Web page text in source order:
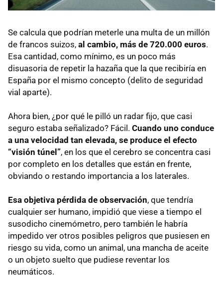
Se calcula que podrían meterle una multa de un millón
de francos suizos, al cambio, más de 720.000 euros.
Esa cantidad, como mínimo, es un poco más
disuasoria de repetir la hazaña que la que recibiría en
España por el mismo concepto (delito de seguridad
vial aparte).
Ahora bien, ¿por qué le pilló un radar fijo, que casi
seguro estaba señalizado? Fácil. Cuando uno conduce
a una velocidad tan elevada, se produce el efecto
“visión túnel”, en los que el cerebro se concentra casi
por completo en los detalles que están en frente,
obviando o restando importancia a los laterales.
Esa objetiva pérdida de observación, que tendría
cualquier ser humano, impidió que viese a tiempo el
susodicho cinemómetro, pero también le habría
impedido ver otros posibles peligros que pusiesen en
riesgo su vida, como un animal, una mancha de aceite
o un objeto suelto que pudiese reventar los
neumáticos.